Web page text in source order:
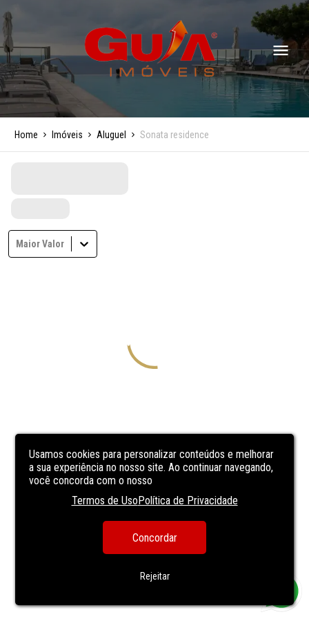
Usamos cookies para personalizar conteúdos e melhorar
a sua experiência no nosso site. Ao continuar navegando,
você concorda com o nosso
Termos de UsoPolítica de Privacidade
Concordar
Rejeitar
Home Imóveis Aluguel Sonata residence
Maior Valor